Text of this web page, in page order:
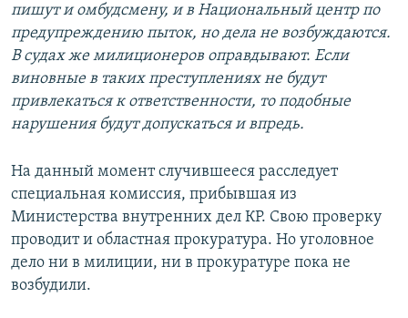
пишут и омбудсмену, и в Национальный центр по
предупреждению пыток, но дела не возбуждаются.
В судах же милиционеров оправдывают. Если
виновные в таких преступлениях не будут
привлекаться к ответственности, то подобные
нарушения будут допускаться и впредь.
На данный момент случившееся расследует
специальная комиссия, прибывшая из
Министерства внутренних дел КР. Свою проверку
проводит и областная прокуратура. Но уголовное
дело ни в милиции, ни в прокуратуре пока не
возбудили.